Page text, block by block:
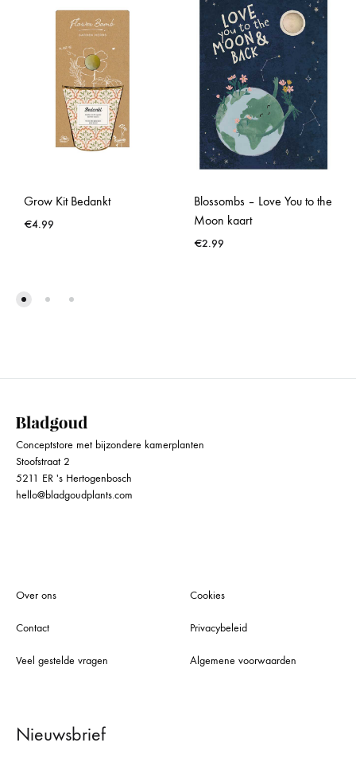
Grow Kit Bedankt
€4.99
Blossombs – Love You to the
Moon kaart
€2.99
Conceptstore met bijzondere kamerplanten
Stoofstraat 2
5211 ER 's Hertogenbosch
hello@bladgoudplants.com
Over ons
Contact
Veel gestelde vragen
Cookies
Privacybeleid
Algemene voorwaarden
Nieuwsbrief